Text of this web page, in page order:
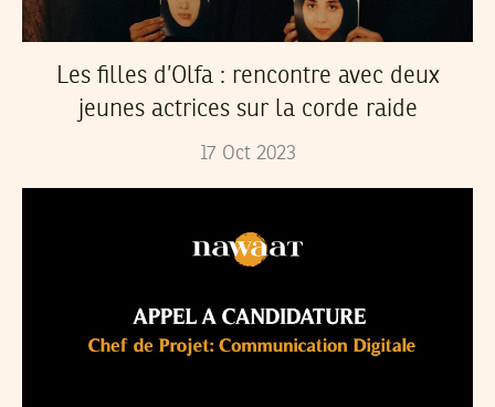
Les filles d’Olfa : rencontre avec deux
jeunes actrices sur la corde raide
17 Oct 2023